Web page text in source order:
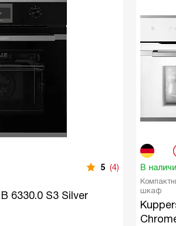
5 (4)
6330.0 S3 Silver
В
шкаф